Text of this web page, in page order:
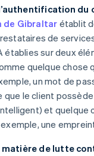
du
de Gibraltar établit
de
établies sur deux
quelque chose
un mot de
que le client
et quelque
une
matière de lutte